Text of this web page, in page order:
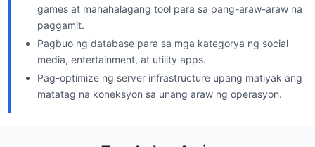
games at mahahalagang tool para sa pang-araw-araw na
paggamit.
Pagbuo ng database para sa mga kategorya ng social
media, entertainment, at utility apps.
Pag-optimize ng server infrastructure upang matiyak ang
matatag na koneksyon sa unang araw ng operasyon.